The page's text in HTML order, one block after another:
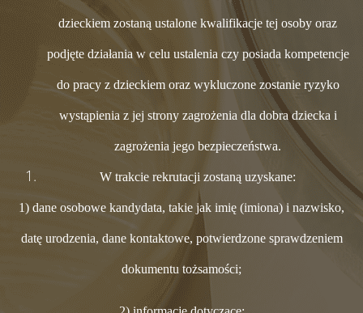
dzieckiem zostaną ustalone kwalifikacje tej osoby oraz
podjęte działania w celu ustalenia czy posiada kompetencje
do pracy z dzieckiem oraz wykluczone zostanie ryzyko
wystąpienia z jej strony zagrożenia dla dobra dziecka i
zagrożenia jego bezpieczeństwa.
W trakcie rekrutacji zostaną uzyskane:
1) dane osobowe kandydata, takie jak imię (imiona) i nazwisko,
datę urodzenia, dane kontaktowe, potwierdzone sprawdzeniem
dokumentu tożsamości;